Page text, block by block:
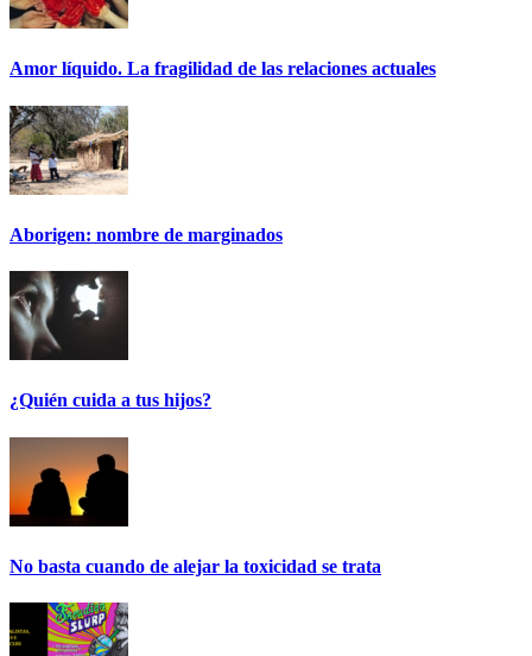
Amor líquido. La fragilidad de las relaciones actuales
Aborigen: nombre de marginados
¿Quién cuida a tus hijos?
No basta cuando de alejar la toxicidad se trata